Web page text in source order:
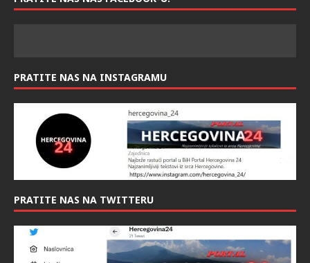
PRATITE NAS NA INSTAGRAMU
PRATITE NAS NA TWITTERU